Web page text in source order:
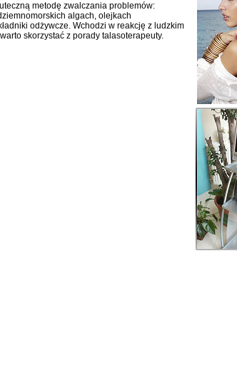
metodę zwalczania problemów:
algach, olejkach
odżywcze. Wchodzi w reakcję z ludzkim
skorzystać z porady talasoterapeuty.